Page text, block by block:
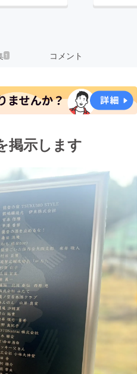
1 コメント
掲示します